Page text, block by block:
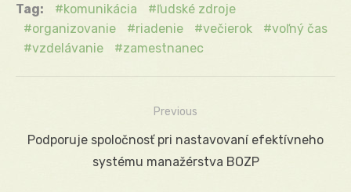
Tag: komunikácia
ľudské zdroje
organizovanie
riadenie večierok
voľný čas
vzdelávanie
zamestnanec
Navigácia
Previous
Previous
Podporuje spoločnosť pri nastavovaní efektívneho
systému manažérstva BOZP